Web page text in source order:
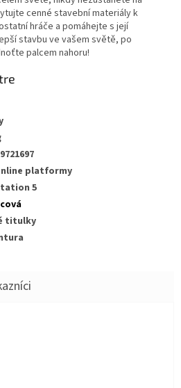
cenné stavební materiály k
hráče a pomáhejte s její
stavbu ve vašem světě, po
palcem nahoru!
platformy
5
titulky
je 5 z 5 hviezdičiek.